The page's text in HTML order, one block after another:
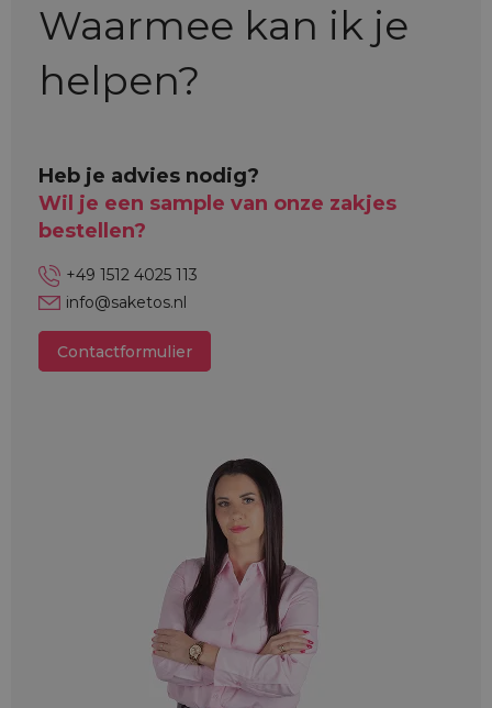
Waarmee kan ik je
helpen?
Heb je advies nodig?
Wil je een sample van onze zakjes
bestellen?
+49 1512 4025 113
info@saketos.nl
Contactformulier